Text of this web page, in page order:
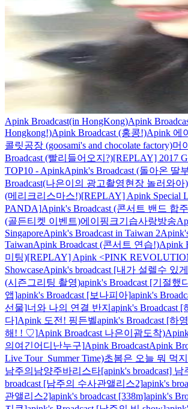
Apink Broadcast(in HongKong)Apink
Hongkong!)Apink Broadcast (홍콩!)Apink 에
콜릿공장 (goosami's and chocolate factory)머
Broadcast (빨리들어오지?)[REPLAY] 2017
TOP10 - ApinkApink's Broadcast (돌아온 딸
Broadcast(나은이의 광고촬영현장 놀러와아)
(메리크리스마스!)[REPLAY] Apink Special
PANDA]Apink's Broadcast (콘서트 밴드 합
(골든티켓 이벤트)에이핑크기습사랑방송
SingaporeApink's Broadcast in Taiwan 2
TaiwanApink Broadcast (콘서트 연습!)Apink
미팅)[REPLAY] Apink <PINK
ShowcaseApink's broadcast [내가 설렐수 있
(시즌그리팅 촬영)apink's Broadcast [기절했
앱]apink's Broadcast [보나피아]apink's
선물]너와 나의 연결 반지 apink's Broadcast
다]Apink 도전! 핑든벨apink's Broadcast [하
해! ! ♡]Apink Broadcast 나은이괌도착)
의여긴어디난누구]Apink BroadcastApink
Live Tour_Summer Time)초봄은 오늘 뭐 먹
남주의남양주바리스타[apink's broadcast]
broadcast [남주의 수사관앨리스2]apink's
관앨리스2]apink's broadcast [338m]apink's